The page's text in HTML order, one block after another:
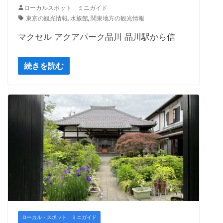
ローカルスポット ミニガイド
東京の観光情報,水族館,関東地方の観光情報
マクセル アクアパーク品川 品川駅から信
続きを読む
ローカル・スポット ミニガイド